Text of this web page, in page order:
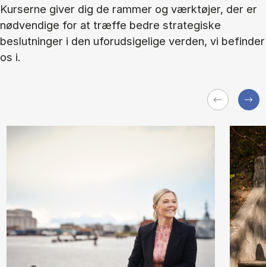
Kurserne giver dig de rammer og værktøjer, der er
nødvendige for at træffe bedre strategiske
beslutninger i den uforudsigelige verden, vi befinder
os i.